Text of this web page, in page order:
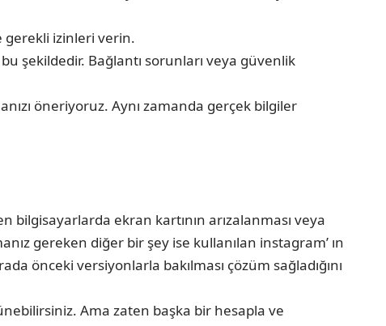
gerekli izinleri verin.
şekildedir. Bağlantı sorunları veya güvenlik
öneriyoruz. Aynı zamanda gerçek bilgiler
bilgisayarlarda ekran kartının arızalanması veya
gereken diğer bir şey ise kullanılan instagram’ ın
önceki versiyonlarla bakılması çözüm sağladığını
Ama zaten başka bir hesapla ve